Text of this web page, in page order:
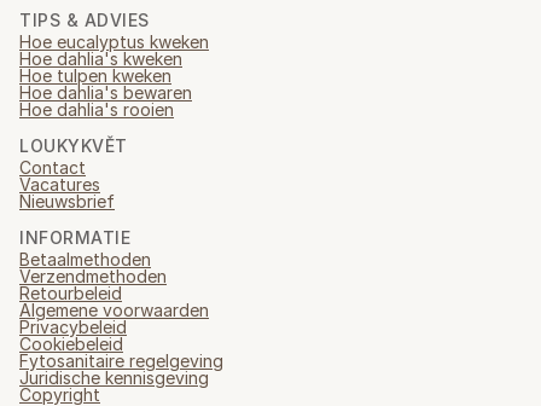
TIPS & ADVIES
Hoe eucalyptus kweken
Hoe dahlia's kweken
Hoe tulpen kweken
Hoe dahlia's bewaren
Hoe dahlia's rooien
LOUKYKVĚT
Contact
Vacatures
Nieuwsbrief
INFORMATIE
Betaalmethoden
Verzendmethoden
Retourbeleid
Algemene voorwaarden
Privacybeleid
Cookiebeleid
Fytosanitaire regelgeving
Juridische kennisgeving
Copyright